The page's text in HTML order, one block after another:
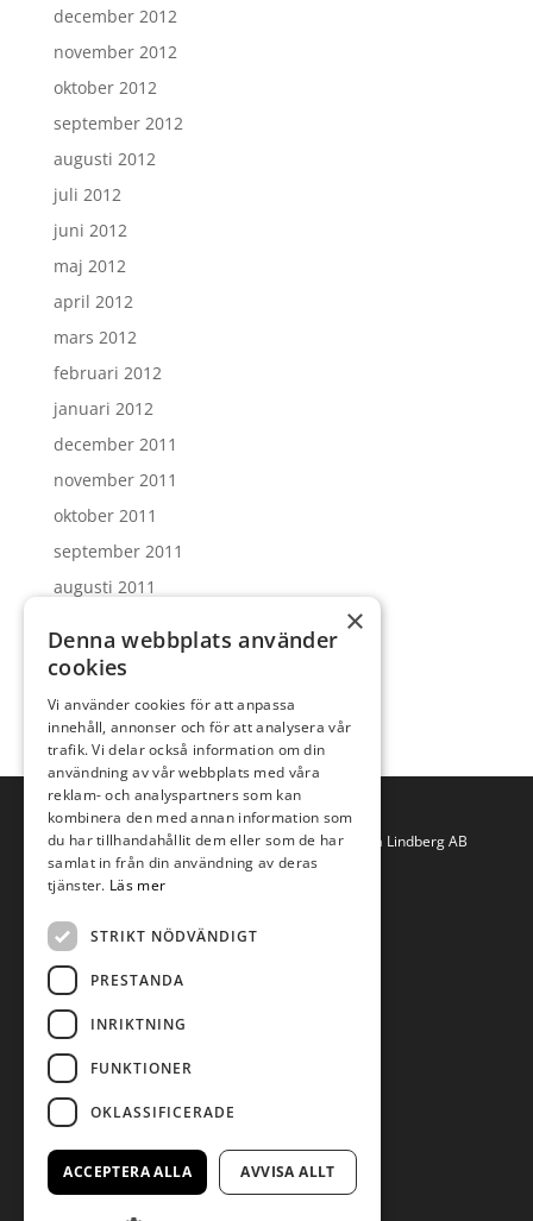
december 2012
november 2012
oktober 2012
september 2012
augusti 2012
juli 2012
juni 2012
maj 2012
april 2012
mars 2012
februari 2012
januari 2012
december 2011
november 2011
oktober 2011
september 2011
augusti 2011
juni 2011
maj 2011
Copyright © 2019 Anna Lindberg AB
Villkor för webbshopen
Cookies på sajten
Integritetspolicy
×
Denna webbplats använder
cookies
Vi använder cookies för att anpassa
innehåll, annonser och för att analysera vår
trafik. Vi delar också information om din
användning av vår webbplats med våra
reklam- och analyspartners som kan
kombinera den med annan information som
du har tillhandahållit dem eller som de har
samlat in från din användning av deras
tjänster. Läs mer
STRIKT NÖDVÄNDIGT
PRESTANDA
INRIKTNING
FUNKTIONER
OKLASSIFICERADE
ACCEPTERA ALLA AVVISA ALLT